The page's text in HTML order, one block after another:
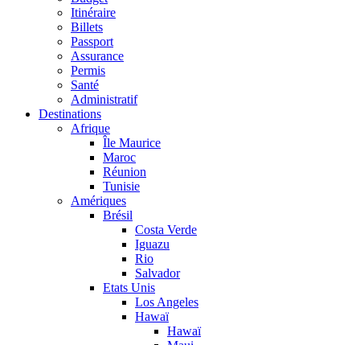
Itinéraire
Billets
Passport
Assurance
Permis
Santé
Administratif
Destinations
Afrique
Île Maurice
Maroc
Réunion
Tunisie
Amériques
Brésil
Costa Verde
Iguazu
Rio
Salvador
Etats Unis
Los Angeles
Hawaï
Hawaï